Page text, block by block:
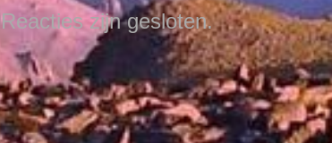
Reacties zijn gesloten.